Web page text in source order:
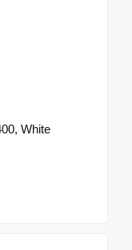
White